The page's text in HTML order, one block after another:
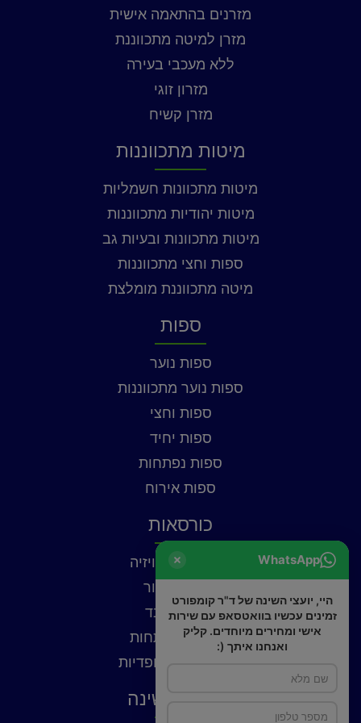
מזרנים בהתאמה אישית
מזרן למיטה מתכווננת
ללא מעכבי בעירה
מזרון זוגי
מזרן קשיח
מיטות מתכווננות
מיטות מתכוונות חשמליות
מיטות יהודיות מתכווננות
מיטות מתכוונות ובעיות גב
ספות וחצי מתכווננות
מיטה מתכווננת מומלצת
ספות
ספות נוער
ספות נוער מתכווננות
ספות וחצי
ספות יחיד
ספות נפתחות
ספות אירוח
כורסאות
כורסאות טלוויזיה
כורסאות עור
כורסאות בד
כורסאות נפתחות
כורסאות אורטופדיות
פתרונות שינה
WhatsApp
היי, יועצי השינה של ד"ר קומפורט
זמינים עכשיו בוואטסאפ עם שירות
אישי ומחירים מיוחדים. קליק
ואנחנו איתך (: